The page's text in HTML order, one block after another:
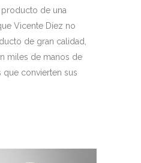
de una
Vicente Díez no
de gran calidad,
miles de manos de
que convierten sus